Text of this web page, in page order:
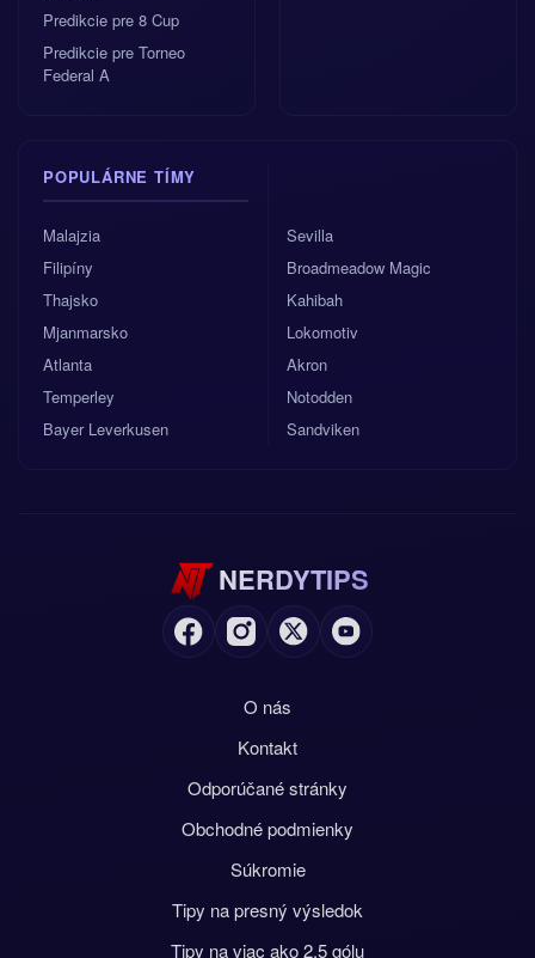
Predikcie pre 8 Cup
Predikcie pre Torneo
Federal A
POPULÁRNE TÍMY
Malajzia
Filipíny
Thajsko
Mjanmarsko
Atlanta
Temperley
Bayer Leverkusen
Sevilla
Broadmeadow Magic
Kahibah
Lokomotiv
Akron
Notodden
Sandviken
NERDYTIPS
O nás
Kontakt
Odporúčané stránky
Obchodné podmienky
Súkromie
Tipy na presný výsledok
Tipy na viac ako 2.5 gólu